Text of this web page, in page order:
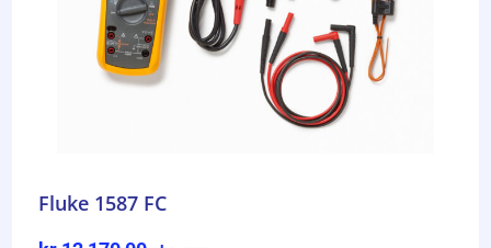
Fluke 1587 FC